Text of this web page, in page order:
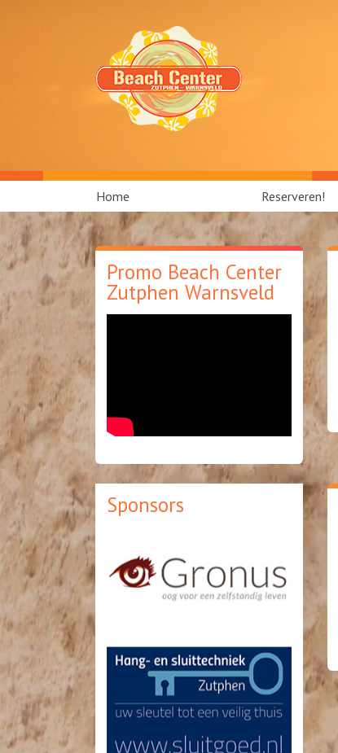
Home Reserveren!
Promo Beach Center
Zutphen Warnsveld
Sponsors